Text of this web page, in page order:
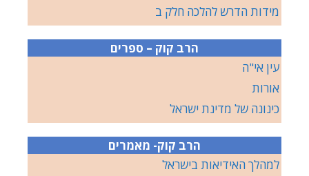
מידות הדרש להלכה חלק ב
הרב קוק – ספרים
עין אי"ה
אורות
כינונה של מדינת ישראל
הרב קוק- מאמרים
למהלך האידיאות בישראל